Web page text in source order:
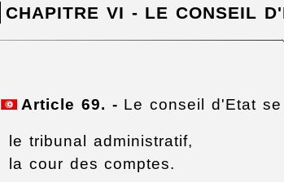
CHAPITRE VI - LE CONSEIL
Article 69. - Le conseil d'Etat
le tribunal administratif,
la cour des comptes.